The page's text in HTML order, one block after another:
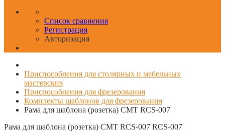
Список сравнения
Регистрация
Авторизация
Приспособления для столярных и мебельных
мастерских
Приспособления для фрезерования
Комплекты шаблонов для фрезерования
Рама для шаблона (розетка) CMT RCS-007
Рама для шаблона (розетка) CMT RCS-007 RCS-007